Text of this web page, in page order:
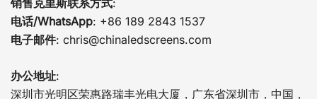
电话/WhatsApp: +86 189 2843 1537
电子邮件: chris@chinaledscreens.com
办公地址:
深圳市光明区荣惠路瑞丰光电大厦，广东省深圳市，中国，